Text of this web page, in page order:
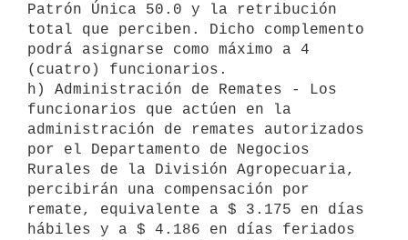
Patrón Única 50.0 y la retribución
total que perciben. Dicho complemento
podrá asignarse como máximo a 4
(cuatro) funcionarios.
h) Administración de Remates - Los
funcionarios que actúen en la
administración de remates autorizados
por el Departamento de Negocios
Rurales de la División Agropecuaria,
percibirán una compensación por
remate, equivalente a $ 3.175 en días
hábiles y a $ 4.186 en días feriados